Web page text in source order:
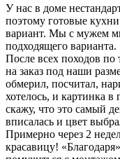
У нас в доме
поэтому готовые
вариант. Мы с мужем
подходящего варианта.
После всех походов
на заказ под наши
обмерил, посчитал,
хотелось, и картинка в
скажу, что это самый
вписалась и цвет
Примерно через 2
красавицу!